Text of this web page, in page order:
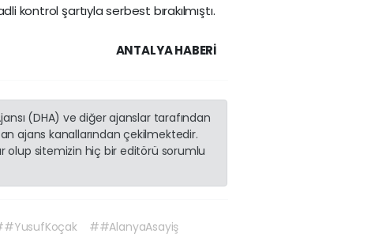
kontrol şartıyla serbest bırakılmıştı.
ANTALYA HABERİ
(DHA) ve diğer ajanslar tarafından
ajans kanallarından çekilmektedir.
olup sitemizin hiç bir editörü sorumlu
##AlanyaAsayiş